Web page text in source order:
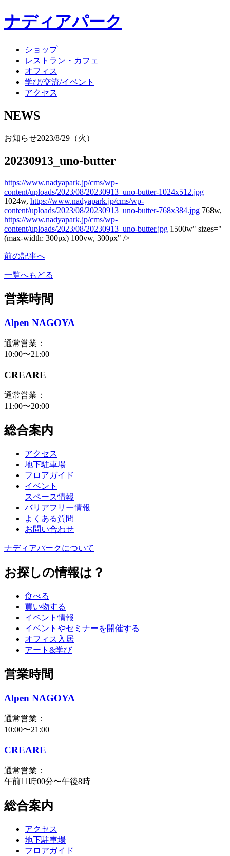
ナディアパーク
ショップ
レストラン・カフェ
オフィス
学び/交流/イベント
アクセス
NEWS
お知らせ2023/8/29（火）
20230913_uno-butter
https://www.nadyapark.jp/cms/wp-
content/uploads/2023/08/20230913_uno-butter-1024x512.jpg
1024w, https://www.nadyapark.jp/cms/wp-
content/uploads/2023/08/20230913_uno-butter-768x384.jpg 768w,
https://www.nadyapark.jp/cms/wp-
content/uploads/2023/08/20230913_uno-butter.jpg 1500w" sizes="
(max-width: 300px) 100vw, 300px" />
前の記事へ
一覧へもどる
営業時間
Alpen NAGOYA
通常営業：
10:00〜21:00
CREARE
通常営業：
11:00〜20:00
総合案内
アクセス
地下駐車場
フロアガイド
イベント
スペース情報
バリアフリー情報
よくある質問
お問い合わせ
ナディアパークについて
お探しの情報は？
食べる
買い物する
イベント情報
イベントやセミナーを開催する
オフィス入居
アート&学び
営業時間
Alpen NAGOYA
通常営業：
10:00〜21:00
CREARE
通常営業：
午前11時00分〜午後8時
総合案内
アクセス
地下駐車場
フロアガイド